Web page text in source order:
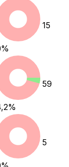
%
15
%
59
5